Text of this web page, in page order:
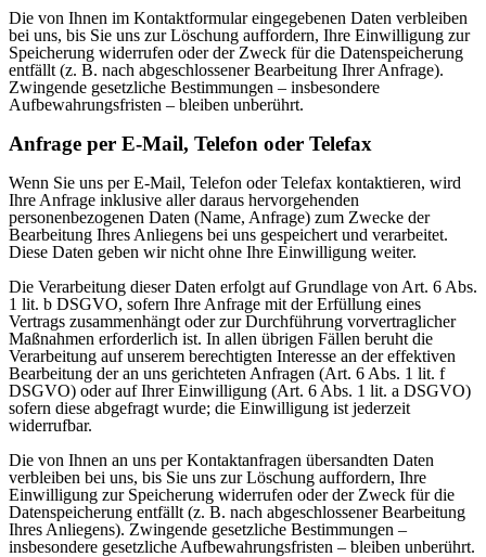
Die von Ihnen im Kontaktformular eingegebenen Daten verbleiben
bei uns, bis Sie uns zur Löschung auffordern, Ihre Einwilligung zur
Speicherung widerrufen oder der Zweck für die Datenspeicherung
entfällt (z. B. nach abgeschlossener Bearbeitung Ihrer Anfrage).
Zwingende gesetzliche Bestimmungen – insbesondere
Aufbewahrungsfristen – bleiben unberührt.
Anfrage per E-Mail, Telefon oder Telefax
Wenn Sie uns per E-Mail, Telefon oder Telefax kontaktieren, wird
Ihre Anfrage inklusive aller daraus hervorgehenden
personenbezogenen Daten (Name, Anfrage) zum Zwecke der
Bearbeitung Ihres Anliegens bei uns gespeichert und verarbeitet.
Diese Daten geben wir nicht ohne Ihre Einwilligung weiter.
Die Verarbeitung dieser Daten erfolgt auf Grundlage von Art. 6 Abs.
1 lit. b DSGVO, sofern Ihre Anfrage mit der Erfüllung eines
Vertrags zusammenhängt oder zur Durchführung vorvertraglicher
Maßnahmen erforderlich ist. In allen übrigen Fällen beruht die
Verarbeitung auf unserem berechtigten Interesse an der effektiven
Bearbeitung der an uns gerichteten Anfragen (Art. 6 Abs. 1 lit. f
DSGVO) oder auf Ihrer Einwilligung (Art. 6 Abs. 1 lit. a DSGVO)
sofern diese abgefragt wurde; die Einwilligung ist jederzeit
widerrufbar.
Die von Ihnen an uns per Kontaktanfragen übersandten Daten
verbleiben bei uns, bis Sie uns zur Löschung auffordern, Ihre
Einwilligung zur Speicherung widerrufen oder der Zweck für die
Datenspeicherung entfällt (z. B. nach abgeschlossener Bearbeitung
Ihres Anliegens). Zwingende gesetzliche Bestimmungen –
insbesondere gesetzliche Aufbewahrungsfristen – bleiben unberührt.